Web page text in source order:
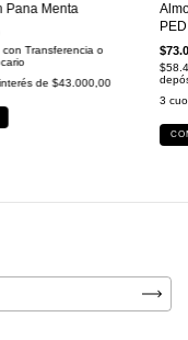
Pana Menta
con Transferencia o
de$43.000,00
3